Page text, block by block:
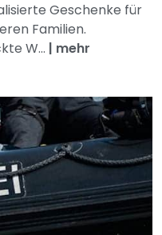
Geschenke für
Familien.
W... | mehr